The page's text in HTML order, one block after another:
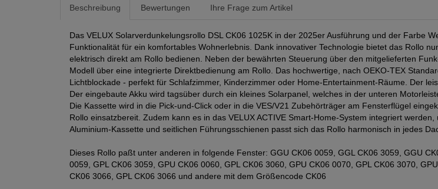
Beschreibung Bewertungen Ihre Frage zum Artikel
Das VELUX Solarverdunkelungsrollo DSL CK06 1025K in der 2025er Ausführung und der Farbe
Funktionalität für ein komfortables Wohnerlebnis. Dank innovativer Technologie bietet das Rollo
elektrisch direkt am Rollo bedienen. Neben der bewährten Steuerung über den mitgelieferten
Modell über eine integrierte Direktbedienung am Rollo. Das hochwertige, nach OEKO-TEX
Lichtblockade - perfekt für Schlafzimmer, Kinderzimmer oder Home-Entertainment-Räume. Der
Der eingebaute Akku wird tagsüber durch ein kleines Solarpanel, welches in der unteren
Die Kassette wird in die Pick-und-Click oder in die VES/V21 Zubehörträger am Fensterflügel
Rollo einsatzbereit. Zudem kann es in das VELUX ACTIVE Smart-Home-System integriert
Aluminium-Kassette und seitlichen Führungsschienen passt sich das Rollo harmonisch in jedes
Dieses Rollo paßt unter anderen in folgende Fenster: GGU CK06 0059, GGL CK06 3059, GGU
0059, GPL CK06 3059, GPU CK06 0060, GPL CK06 3060, GPU CK06 0070, GPL CK06 3070,
CK06 3066, GPL CK06 3066 und andere mit dem Größencode CK06